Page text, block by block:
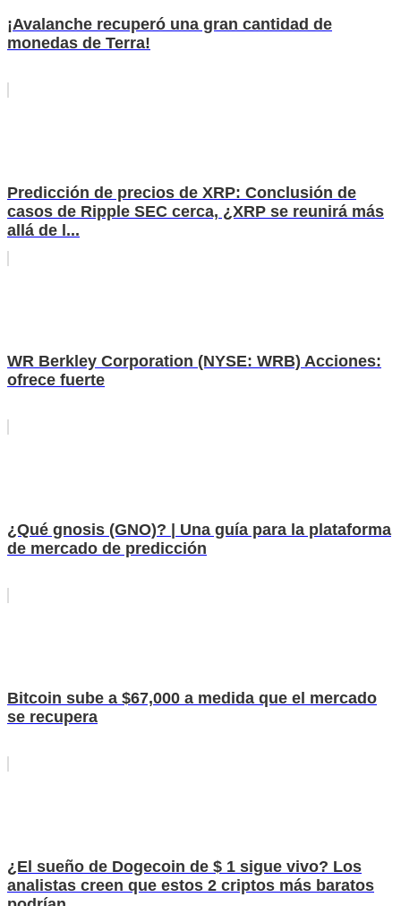
¡Avalanche recuperó una gran cantidad de
monedas de Terra!
Predicción de precios de XRP: Conclusión de
casos de Ripple SEC cerca, ¿XRP se reunirá más
allá de l...
WR Berkley Corporation (NYSE: WRB) Acciones:
ofrece fuerte
¿Qué gnosis (GNO)? | Una guía para la plataforma
de mercado de predicción
Bitcoin sube a $67,000 a medida que el mercado
se recupera
¿El sueño de Dogecoin de $ 1 sigue vivo? Los
analistas creen que estos 2 criptos más baratos